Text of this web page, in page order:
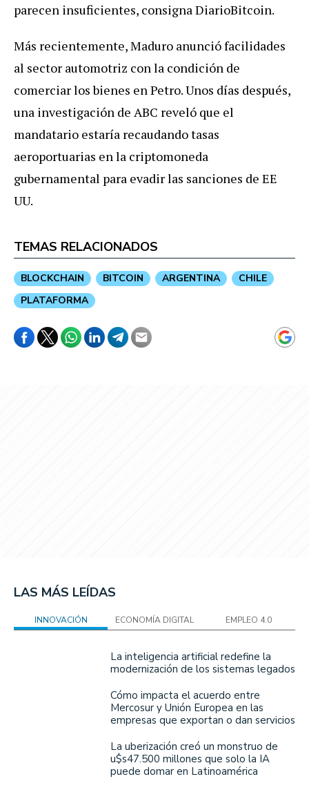
parecen insuficientes, consigna DiarioBitcoin.
Más recientemente, Maduro anunció facilidades
al sector automotriz con la condición de
comerciar los bienes en Petro. Unos días después,
una investigación de ABC reveló que el
mandatario estaría recaudando tasas
aeroportuarias en la criptomoneda
gubernamental para evadir las sanciones de EE
UU.
TEMAS RELACIONADOS
BLOCKCHAIN BITCOIN ARGENTINA
CHILE
PLATAFORMA
LAS MÁS LEÍDAS
INNOVACIÓN ECONOMÍA DIGITAL EMPLEO 4.0
La inteligencia artificial redefine la
modernización de los sistemas legados
Cómo impacta el acuerdo entre
Mercosur y Unión Europea en las
empresas que exportan o dan servicios
La uberización creó un monstruo de
u$s47.500 millones que solo la IA
puede domar en Latinoamérica